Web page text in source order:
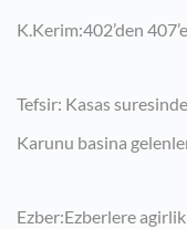
K.Kerim:402’den
Tefsir: Kasas
Karunu basina
Ezber:Ezberlere